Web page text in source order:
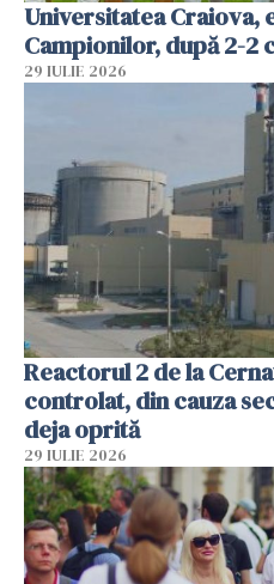
Universitatea Craiova,
Campionilor, după 2-2
29 IULIE 2026
Reactorul 2 de la
controlat, din cauza
deja oprită
29 IULIE 2026